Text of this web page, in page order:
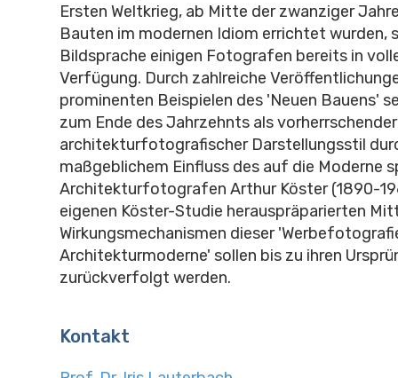
Ersten Weltkrieg, ab Mitte der zwanziger
Bauten im modernen Idiom errichtet wurden,
Bildsprache einigen Fotografen bereits in
Verfügung. Durch zahlreiche
prominenten Beispielen des 'Neuen Bauens'
zum Ende des Jahrzehnts als vorherrschender
architekturfotografischer Darstellungsstil
maßgeblichem Einfluss des auf die Moderne
Architekturfotografen Arthur Köster (1890-
eigenen Köster-Studie herauspräparierten
Wirkungsmechanismen dieser
Architekturmoderne' sollen bis zu ihren
zurückverfolgt werden.
Kontakt